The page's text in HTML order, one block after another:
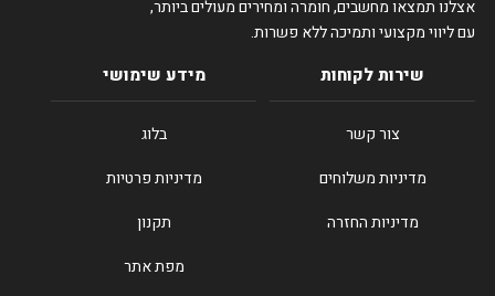
אצלנו תמצאו מחשבים, חומרה ומחירים מעולים ביותר,
עם ליווי מקצועי ותמיכה ללא פשרות.
שירות לקוחות
צור קשר
מדיניות משלוחים
מדיניות החזרה
מידע שימושי
בלוג
מדיניות פרטיות
תקנון
מפת אתר